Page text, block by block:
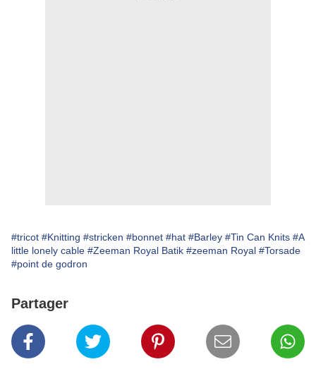
#tricot #Knitting #stricken #bonnet #hat #Barley #Tin Can Knits #A
little lonely cable #Zeeman Royal Batik #zeeman Royal #Torsade
#point de godron
Partager